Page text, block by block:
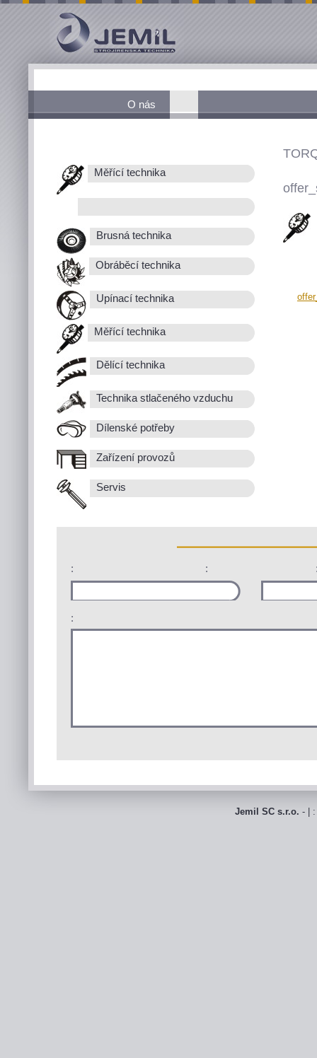
O nás
Měřící technika
Brusná technika
Obráběcí technika
Upínací technika
Měřící technika
Dělící technika
Technika stlačeného vzduchu
Dílenské potřeby
Zařízení provozů
Servis
: :
:
Jemil SC s.r.o. - |